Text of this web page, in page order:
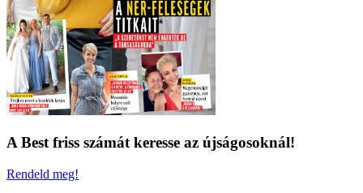
A Best friss számát keresse az újságosoknál!
Rendeld meg!